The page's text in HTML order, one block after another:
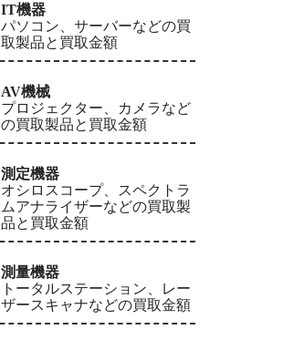
IT機器
パソコン、サーバーなどの買
取製品と買取金額
AV機械
プロジェクター、カメラなど
の買取製品と買取金額
測定機器
オシロスコープ、スペクトラ
ムアナライザーなどの買取製
品と買取金額
測量機器
トータルステーション、レー
ザースキャナなどの買取金額